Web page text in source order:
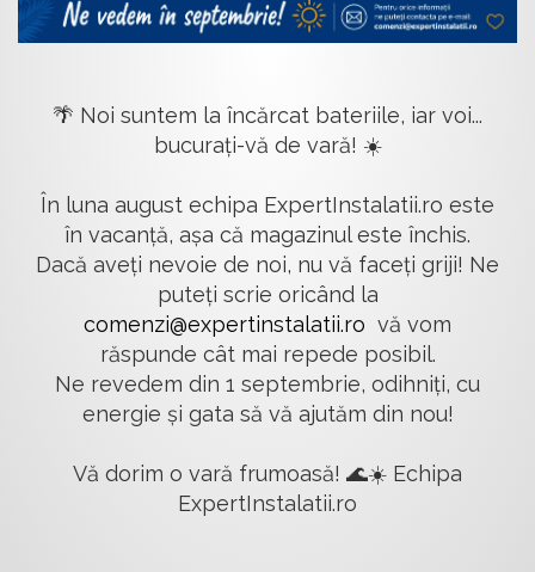
🌴 Noi suntem la încărcat bateriile, iar voi...
bucurați-vă de vară! ☀️
În luna august echipa ExpertInstalatii.ro este
în vacanță, așa că magazinul este închis.
Dacă aveți nevoie de noi, nu vă faceți griji! Ne
puteți scrie oricând la
comenzi@expertinstalatii.ro vă vom
răspunde cât mai repede posibil.
Ne revedem din 1 septembrie, odihniți, cu
energie și gata să vă ajutăm din nou!
Vă dorim o vară frumoasă! 🌊☀️ Echipa
ExpertInstalatii.ro